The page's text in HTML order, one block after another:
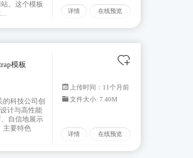
。这个模板
详情 在线预览
模板
的科技公司创
计与高性能
自信地展示
主要特色
上传时间：11个月前
文件大小: 7.40M
详情 在线预览